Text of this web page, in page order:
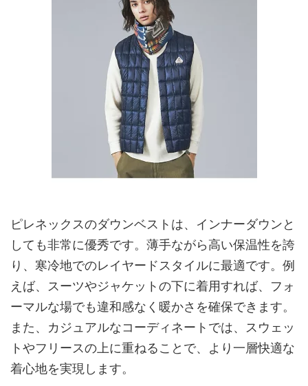
ピレネックスのダウンベストは、インナーダウンと
しても非常に優秀です。薄手ながら高い保温性を誇
り、寒冷地でのレイヤードスタイルに最適です。例
えば、スーツやジャケットの下に着用すれば、フォ
ーマルな場でも違和感なく暖かさを確保できます。
また、カジュアルなコーディネートでは、スウェッ
トやフリースの上に重ねることで、より一層快適な
着心地を実現します。